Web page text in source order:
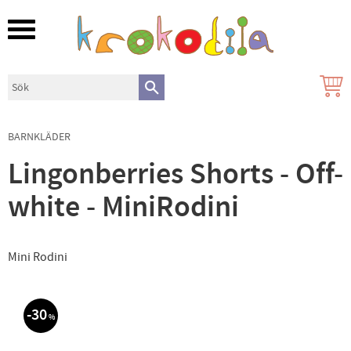
Meny
BARNKLÄDER
Lingonberries Shorts - Off-
white - MiniRodini
Mini Rodini
30%